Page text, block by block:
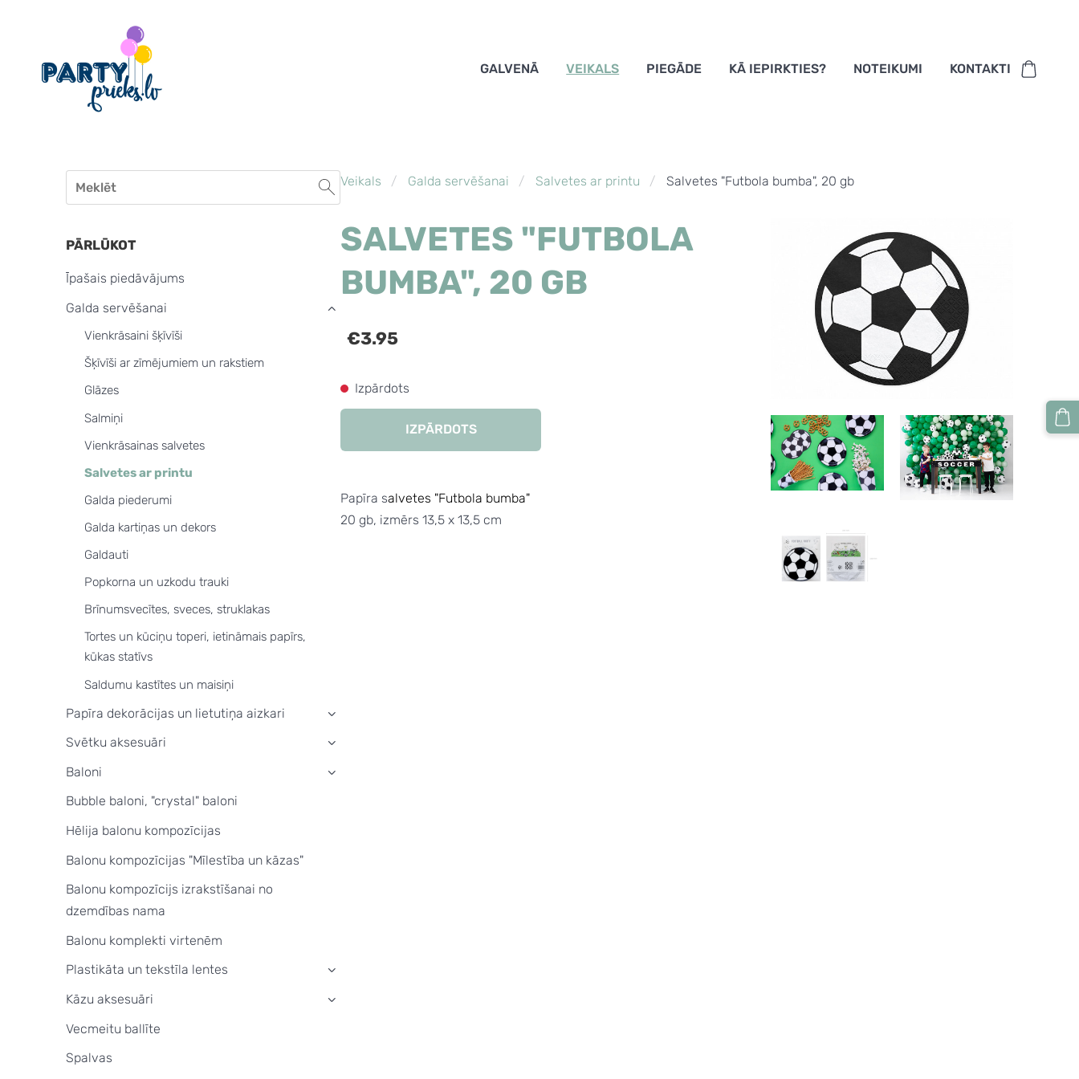
GALVENĀ VEIKALS PIEGĀDE KĀ IEPIRKTIES? NOTEIKUMI KONTAKTI
PĀRLŪKOT
Īpašais piedāvājums
Galda servēšanai
Vienkrāsaini šķīvīši
Šķīvīši ar zīmējumiem un rakstiem
Glāzes
Salmiņi
Vienkrāsainas salvetes
Salvetes ar printu
Galda piederumi
Galda kartiņas un dekors
Galdauti
Popkorna un uzkodu trauki
Brīnumsvecītes, sveces, struklakas
Tortes un kūciņu toperi, ietināmais papīrs,
kūkas statīvs
Saldumu kastītes un maisiņi
›
Papīra dekorācijas un lietutiņa aizkari ›
Svētku aksesuāri ›
Baloni ›
Bubble baloni, "crystal" baloni
Hēlija balonu kompozīcijas
Balonu kompozīcijas "Mīlestība un kāzas"
Balonu kompozīcijs izrakstīšanai no
dzemdības nama
Balonu komplekti virtenēm
Plastikāta un tekstīla lentes
›
Kāzu aksesuāri ›
Vecmeitu ballīte
Spalvas
Veikals Galda servēšanai Salvetes ar printu Salvetes "Futbola bumba", 20 gb
SALVETES "FUTBOLA
BUMBA", 20 GB
€3.95
Izpārdots
IZPĀRDOTS
Papīra salvetes "Futbola bumba"
20 gb, izmērs 13,5 x 13,5 cm